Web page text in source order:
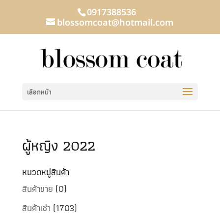
0917388536
blossomcoat@hotmail.com
เลือกหน้า
ผู้หญิง 2022
หมวดหมู่สินค้า
สินค้าขาย (0)
สินค้าเช่า (1703)